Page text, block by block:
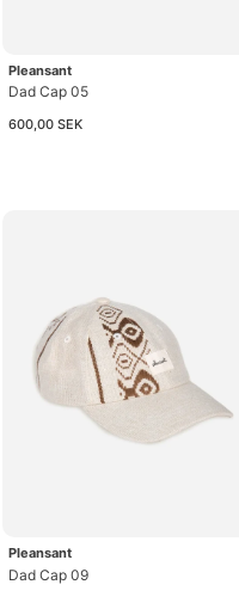
Pleansant
Dad Cap 05
600,00 SEK
Pleansant
Dad Cap 09